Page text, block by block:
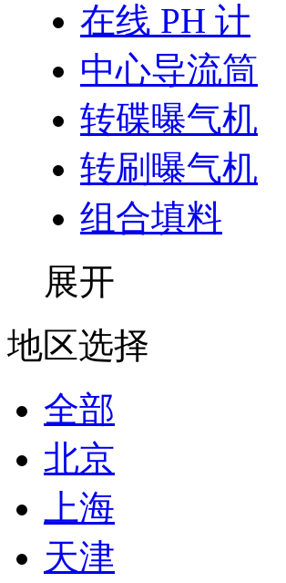
在线 PH 计
中心导流筒
转碟曝气机
转刷曝气机
组合填料
展开
地区选择
全部
北京
上海
天津